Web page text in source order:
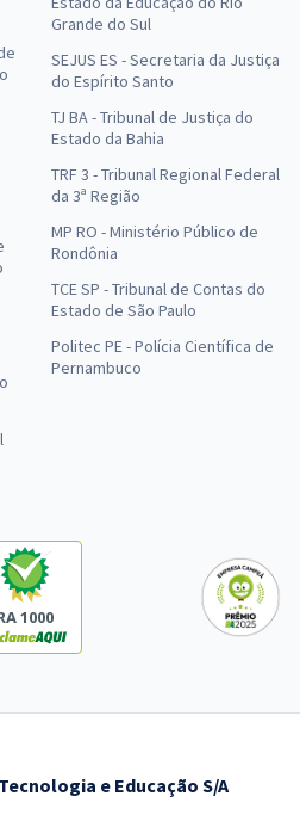
Grande do Sul
SEJUS ES - Secretaria da Justiça
do Espírito Santo
TJ BA - Tribunal de Justiça do
Estado da Bahia
TRF 3 - Tribunal Regional Federal
da 3ª Região
MP RO - Ministério Público de
Rondônia
TCE SP - Tribunal de Contas do
Estado de São Paulo
Politec PE - Polícia Científica de
Pernambuco
1000
e Educação S/A